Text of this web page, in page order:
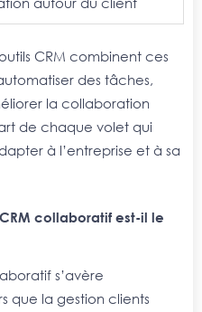
CRM combinent ces
des tâches,
la collaboration
de chaque volet qui
à l’entreprise et à sa
collaboratif est-il le
s’avère
que la gestion clients